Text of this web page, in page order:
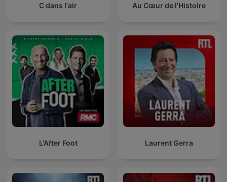
C dans l'air Au Cœur de l'Histoire
L'After Foot Laurent Gerra